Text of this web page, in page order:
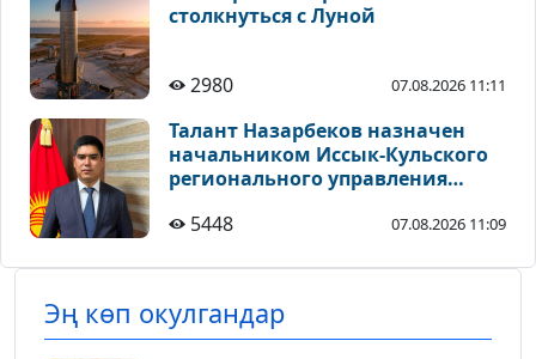
столкнуться с Луной
2980 07.08.2026 11:11
Талант Назарбеков назначен
начальником Иссык-Кульского
регионального управления
архитектуры
5448 07.08.2026 11:09
Эң көп окулгандар